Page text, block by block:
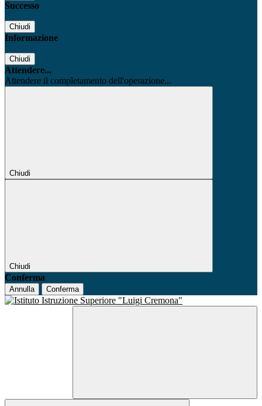
Successo
Chiudi
Informazione
Chiudi
Attendere...
Attendere il completamento dell'operazione...
Chiudi
Chiudi
Conferma
Annulla Conferma